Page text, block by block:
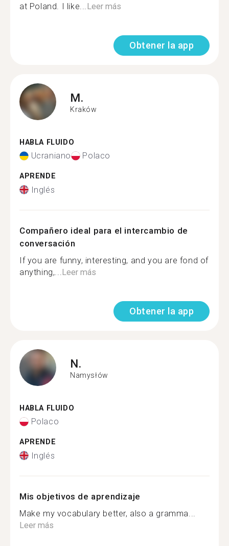
at Poland. I like... Leer más
Obtener la app
M.
Kraków
HABLA FLUIDO
Ucraniano Polaco
APRENDE
Inglés
Compañero ideal para el intercambio de
conversación
If you are funny, interesting, and you are fond of
anything,... Leer más
Obtener la app
N.
Namysłów
HABLA FLUIDO
Polaco
APRENDE
Inglés
Mis objetivos de aprendizaje
Make my vocabulary better, also a gramma...
Leer más